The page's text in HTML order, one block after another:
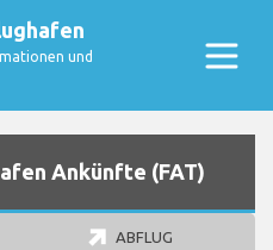
und
Ankünfte (FAT)
ABFLUG